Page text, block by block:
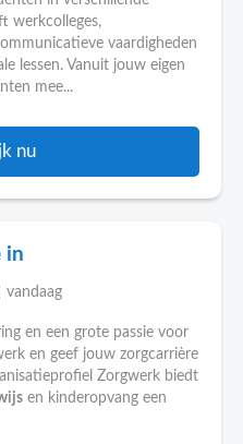
werkcolleges,
vaardigheden
lessen. Vanuit jouw eigen
mee...
nu
in
vandaag
en een grote passie voor
en geef jouw zorgcarrière
Zorgwerk biedt
en kinderopvang een